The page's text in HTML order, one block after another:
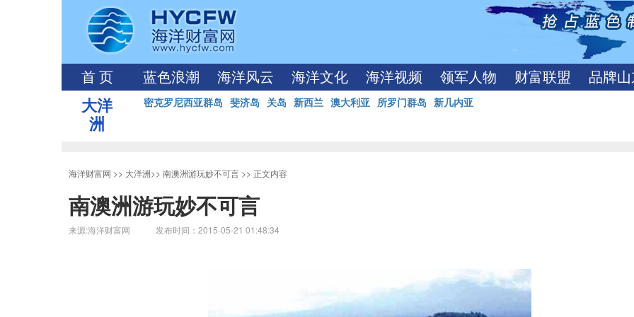
首 页 蓝色浪潮 海洋风云 海洋文化 海洋视频 领军人物 财富联盟 品牌
大洋
洲
密克罗尼西亚群岛 斐济岛 关岛 新西兰 澳大利亚 所罗门群岛 新几内亚
海洋财富网 >> 大洋洲>> 南澳洲游玩妙不可言 >> 正文内容
南澳洲游玩妙不可言
来源:海洋财富网 发布时间：2015-05-21 01:48:34